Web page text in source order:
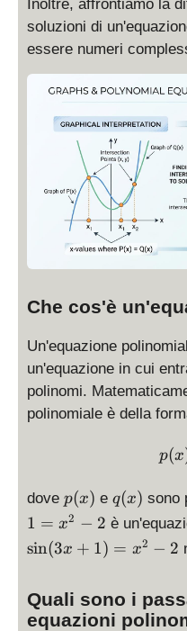
Inoltre, affrontiamo la
soluzioni di
essere numeri
Che cos'è
Un'equazione
un'equazione in cui
polinomi.
polinomiale è della
p(x
dove p
(
x
)
p(x) e q
(
x
)
q(x) sono
1 = x2 − 2 è
sin(3x + 1) = x2 − 2
Quali sono i
equazioni